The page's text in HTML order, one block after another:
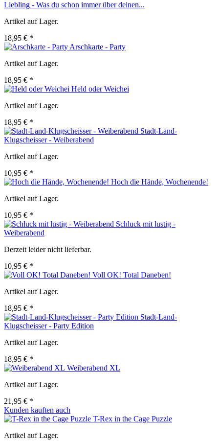
Liebling - Was du schon immer über deinen...
Artikel auf Lager.
18,95 € *
Arschkarte - Party
Artikel auf Lager.
18,95 € *
Held oder Weichei
Artikel auf Lager.
18,95 € *
Stadt-Land-
Klugscheisser - Weiberabend
Artikel auf Lager.
10,95 € *
Hoch die Hände, Wochenende!
Artikel auf Lager.
10,95 € *
Schluck mit lustig -
Weiberabend
Derzeit leider nicht lieferbar.
10,95 € *
Voll OK! Total Daneben!
Artikel auf Lager.
18,95 € *
Stadt-Land-
Klugscheisser - Party Edition
Artikel auf Lager.
18,95 € *
Weiberabend XL
Artikel auf Lager.
21,95 € *
Kunden kauften auch
T-Rex in the Cage Puzzle
Artikel auf Lager.